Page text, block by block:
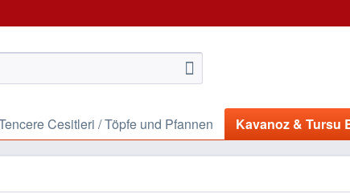
Cesitleri / Töpfe und Pfannen Kavanoz & Tursu